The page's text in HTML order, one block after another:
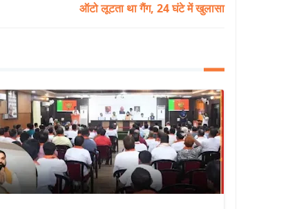
ऑटो लूटता था गैंग, 24 घंटे में खुलासा